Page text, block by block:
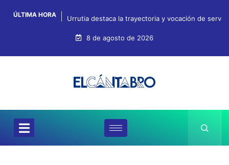
ÚLTIMA HORA Urrutia destaca la trayectoria y vocación de
8 de agosto de 2026